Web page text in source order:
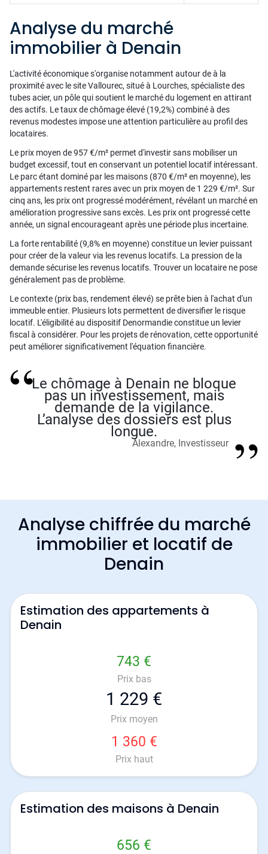
Analyse du marché
immobilier à Denain
L'activité économique s'organise notamment autour de à la
proximité avec le site Vallourec, situé à Lourches, spécialiste des
tubes acier, un pôle qui soutient le marché du logement en attirant
des actifs. Le taux de chômage élevé (19,2%) combiné à des
revenus modestes impose une attention particulière au profil des
locataires.
Le prix moyen de 957 €/m² permet d'investir sans mobiliser un
budget excessif, tout en conservant un potentiel locatif intéressant.
Le parc étant dominé par les maisons (870 €/m² en moyenne), les
appartements restent rares avec un prix moyen de 1 229 €/m². Sur
cinq ans, les prix ont progressé modérément, révélant un marché en
amélioration progressive sans excès. Les prix ont progressé cette
année, un signal encourageant après une période plus incertaine.
La forte rentabilité (9,8% en moyenne) constitue un levier puissant
pour créer de la valeur via les revenus locatifs. La pression de la
demande sécurise les revenus locatifs. Trouver un locataire ne pose
généralement pas de problème.
Le contexte (prix bas, rendement élevé) se prête bien à l'achat d'un
immeuble entier. Plusieurs lots permettent de diversifier le risque
locatif. L'éligibilité au dispositif Denormandie constitue un levier
fiscal à considérer. Pour les projets de rénovation, cette opportunité
peut améliorer significativement l'équation financière.
Le chômage à Denain ne bloque
pas un investissement, mais
demande de la vigilance.
L’analyse des dossiers est plus
longue.
Alexandre, Investisseur
Analyse chiffrée du marché
immobilier et locatif de
Denain
Estimation des appartements à
Denain
743 €
Prix bas
1 229 €
Prix moyen
1 360 €
Prix haut
Estimation des maisons à Denain
656 €